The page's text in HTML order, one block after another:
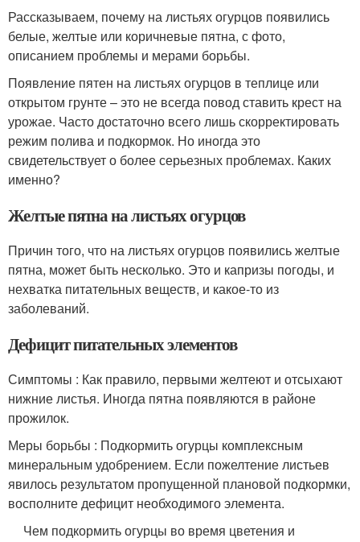
Рассказываем, почему на листьях огурцов появились
белые, желтые или коричневые пятна, с фото,
описанием проблемы и мерами борьбы.
Появление пятен на листьях огурцов в теплице или
открытом грунте – это не всегда повод ставить крест на
урожае. Часто достаточно всего лишь скорректировать
режим полива и подкормок. Но иногда это
свидетельствует о более серьезных проблемах. Каких
именно?
Желтые пятна на листьях огурцов
Причин того, что на листьях огурцов появились желтые
пятна, может быть несколько. Это и капризы погоды, и
нехватка питательных веществ, и какое-то из
заболеваний.
Дефицит питательных элементов
Симптомы : Как правило, первыми желтеют и отсыхают
нижние листья. Иногда пятна появляются в районе
прожилок.
Меры борьбы : Подкормить огурцы комплексным
минеральным удобрением. Если пожелтение листьев
явилось результатом пропущенной плановой подкормки,
восполните дефицит необходимого элемента.
Чем подкормить огурцы во время цветения и